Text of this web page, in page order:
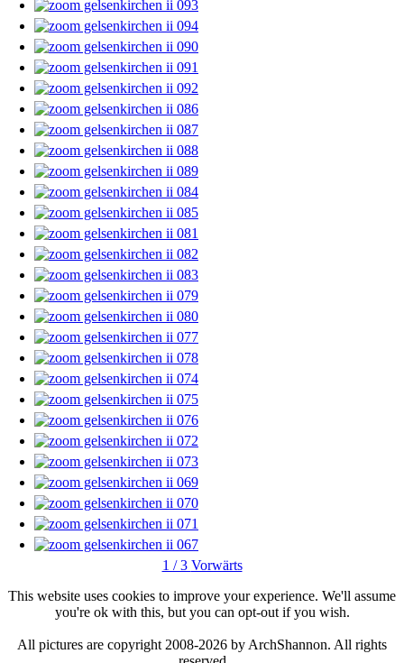
1 / 3 Vorwärts
This website uses cookies to improve your experience. We'll assume
you're ok with this, but you can opt-out if you wish.
All pictures are copyright 2008-2026 by ArchShannon. All rights